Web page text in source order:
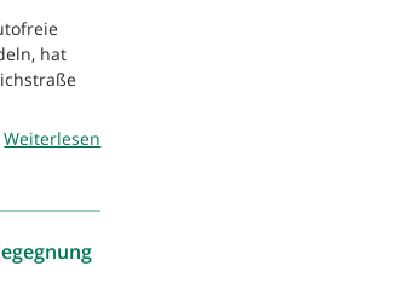
hat
Weiterlesen